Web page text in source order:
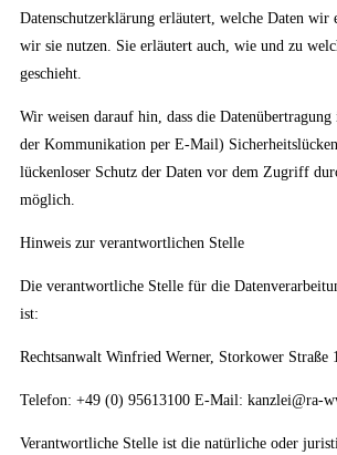
Datenschutzerklärung erläutert, welche Daten wir
wir sie nutzen. Sie erläutert auch, wie und zu
geschieht.
Wir weisen darauf hin, dass die
der Kommunikation per E-Mail)
lückenloser Schutz der Daten vor dem Zugriff
möglich.
Hinweis zur verantwortlichen Stelle
Die verantwortliche Stelle für die
ist:
Rechtsanwalt Winfried Werner, Storkower Straße
Telefon: +49 (0) 95613100 E-Mail: kanzlei@ra-
Verantwortliche Stelle ist die natürliche oder